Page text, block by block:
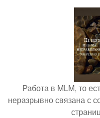
Работа в MLM, то
неразрывно связана с